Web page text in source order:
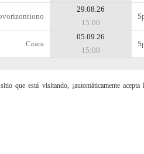
29.08.26
15:00
Ceara
05.09.26
15:00
que está visitando, ¡automáticamente